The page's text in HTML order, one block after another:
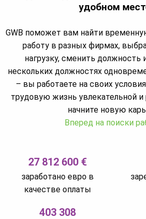
удобном
GWB поможет вам найти
работу в разных фирмах,
нагрузку, сменить должность
нескольких должностях
– вы работаете на своих
трудовую жизнь увлекательной и
начните новую
Вперед на поиски
27 812 600 €
заработано евро в
качестве оплаты
403 308